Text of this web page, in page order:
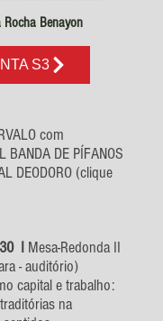
Rocha Benayon
S3
com
BANDA DE PÍFANOS
DEODORO (clique
I Mesa-Redonda II
- auditório)
capital e trabalho:
na